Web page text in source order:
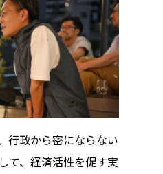
行政から密にならない
て、経済活性を促す実